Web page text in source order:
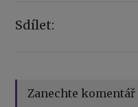
Sdílet:
Zanechte komentář